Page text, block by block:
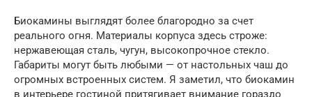
Биокамины выглядят более благородно за счет
реального огня. Материалы корпуса здесь строже:
нержавеющая сталь, чугун, высокопрочное стекло.
Габариты могут быть любыми — от настольных чаш до
огромных встроенных систем. Я заметил, что биокамин
в интерьере гостиной притягивает внимание гораздо